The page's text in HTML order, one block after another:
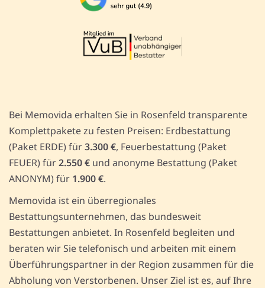
Bei Memovida erhalten Sie in Rosenfeld transparente
Komplettpakete zu festen Preisen: Erdbestattung
(Paket ERDE) für3.300 €, Feuerbestattung (Paket
FEUER) für2.550 € und anonyme Bestattung (Paket
ANONYM) für 1.900 €.
Memovida ist ein überregionales
Bestattungsunternehmen, das bundesweit
Bestattungen anbietet. In Rosenfeld begleiten und
beraten wir Sie telefonisch und arbeiten mit einem
Überführungspartner in der Region zusammen für die
Abholung von Verstorbenen. Unser Ziel ist es, auf Ihre